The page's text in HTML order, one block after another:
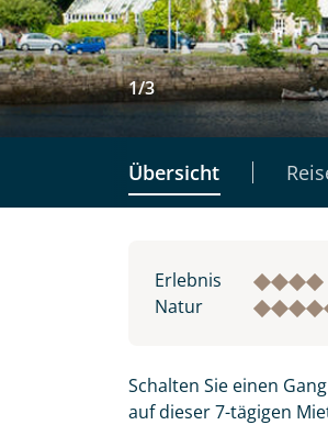
1/3
Übersicht
Erlebnis
Natur
Schalten Sie einen
auf dieser 7-tägigen